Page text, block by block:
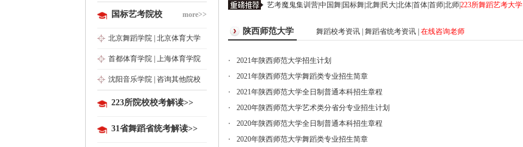
国标艺考院校 more>>
北京舞蹈学院 北京体育大学
首都体育学院 上海体育学院
沈阳音乐学院 咨询其他院校
223所院校校考解读>>
31省舞蹈省统考解读>>
艺考魔鬼集训营中国舞 国标舞北舞 民大北体首体首师北师223所舞蹈艺考大学
陕西师范大学 舞蹈校考资讯 舞蹈省统考资讯 在线咨询老师
2021年陕西师范大学招生计划
2021年陕西师范大学舞蹈类专业招生简章
2021年陕西师范大学全日制普通本科招生章程
2020年陕西师范大学艺术类分省分专业招生计划
2020年陕西师范大学全日制普通本科招生章程
2020年陕西师范大学舞蹈类专业招生简章